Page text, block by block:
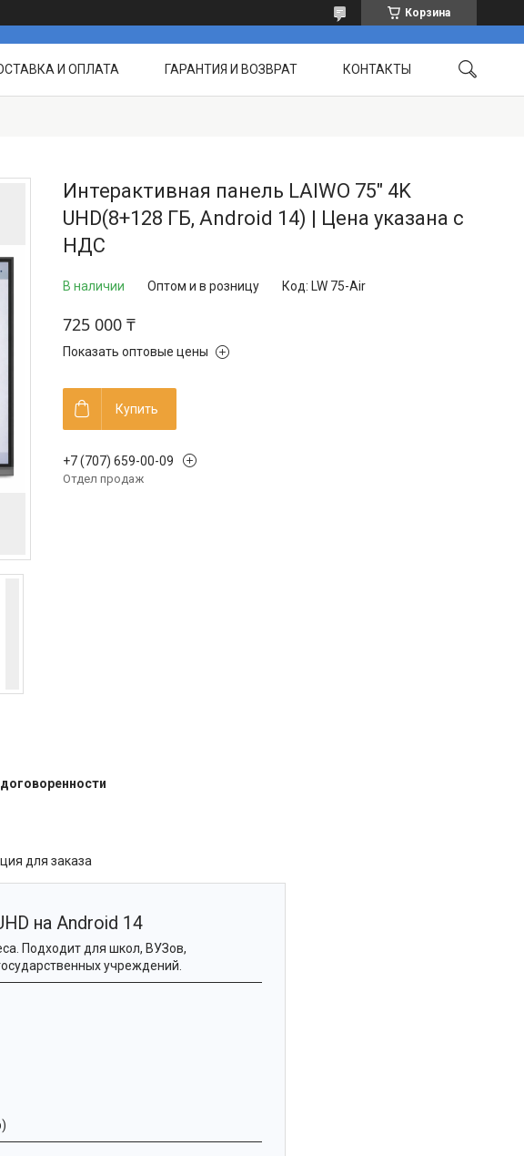
Корзина
И ОПЛАТА ГАРАНТИЯ И ВОЗВРАТ КОНТАКТЫ
Интерактивная панель LAIWO 75″ 4K
UHD(8+128 ГБ, Android 14) | Цена указана с
НДС
В наличии Оптом и в розницу Код: LW 75-Air
725 000 ₸
Показать оптовые цены
Купить
+7 (707) 659-00-09
Отдел продаж
для заказа
на Android 14
Подходит для школ, ВУЗов,
учреждений.